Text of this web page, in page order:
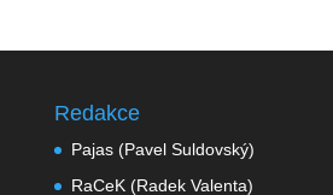
Redakce
Pajas (Pavel Suldovský)